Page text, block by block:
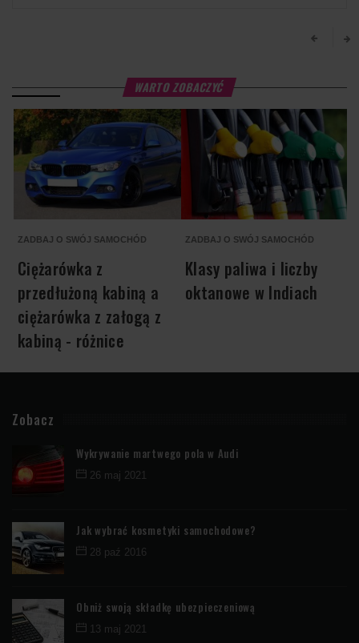
WARTO ZOBACZYĆ
ZADBAJ O SWÓJ SAMOCHÓD
Ciężarówka z
przedłużoną kabiną a
ciężarówka z załogą z
kabiną - różnice
ZADBAJ O SWÓJ SAMOCHÓD
Klasy paliwa i liczby
oktanowe w Indiach
Zobacz
Wykrywanie martwego pola w Audi
26 maj 2021
Jak wybrać kosmetyki samochodowe?
28 paź 2016
Obniż swoją składkę ubezpieczeniową
13 maj 2021